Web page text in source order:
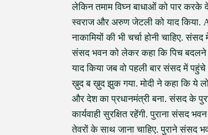
लेकिन तमाम विघ्न बाधाओं को पार करके
स्वराज और अरुण जेटली को याद किया.
नाकामियों की भी चर्चा होनी चाहिए.
संसद भवन को लेकर कहा कि पिच बदलने से
याद किया जब वो पहली बार संसद में
ख़ुद ब ख़ुद झुक गया. मोदी ने कहा कि ये
और देश का प्रधानमंत्री बना. संसद के
कार्यवाही सुरक्षित रहेंगी. पुराना
तेवरों के साथ जाना चाहिए. पुराने संसद